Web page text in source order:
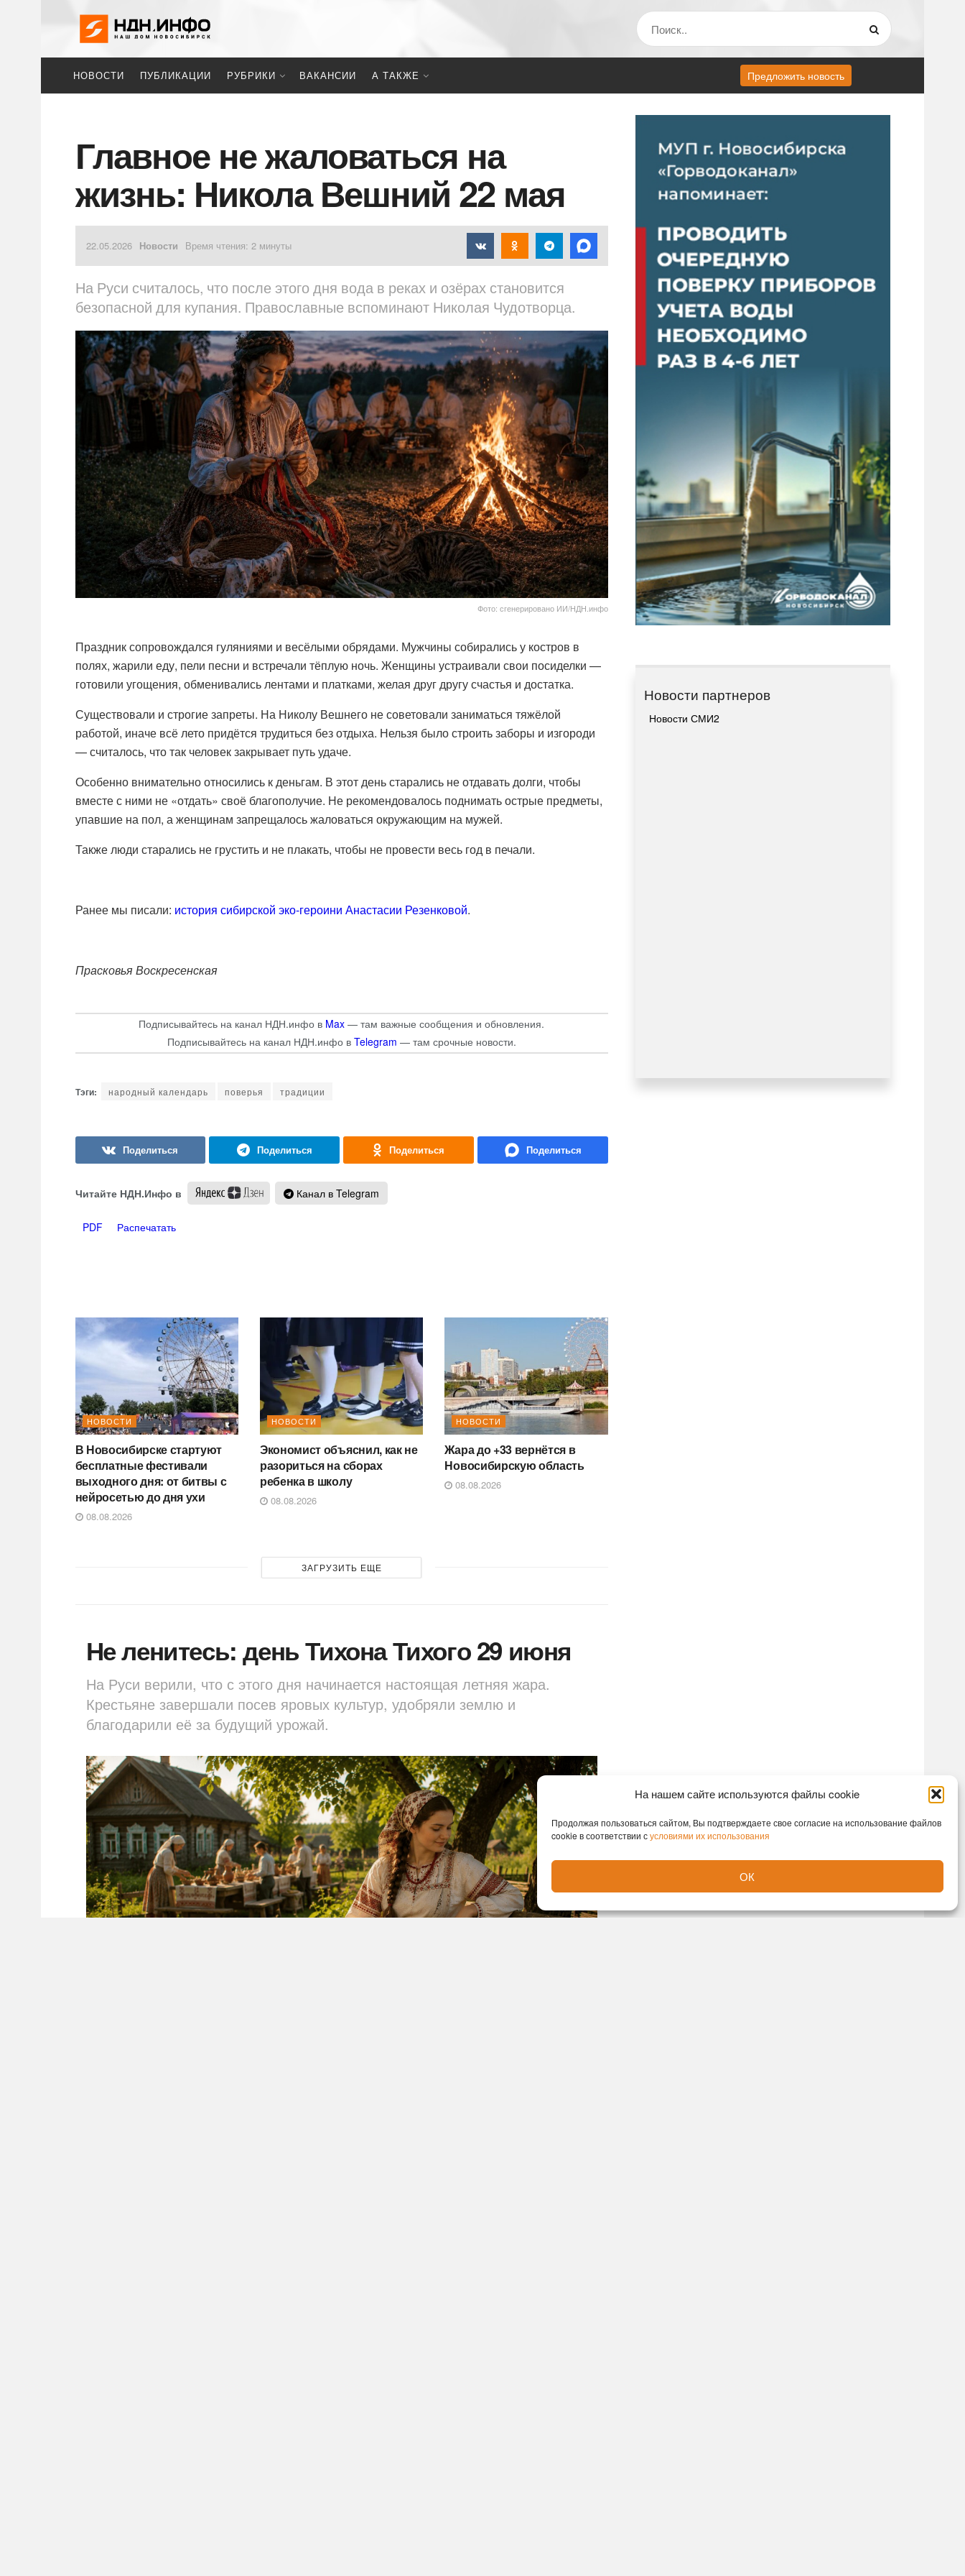
На нашем сайте используются файлы cookie
Продолжая пользоваться сайтом, Вы подтверждаете свое согласие на использование файлов
cookie в соответствии сусловиями их использования
ОК
НОВОСТИ ПУБЛИКАЦИИ РУБРИКИ ВАКАНСИИ А ТАКЖЕ Предложить новость
Главное не жаловаться на
жизнь: Никола Вешний 22 мая
22.05.2026 Новости Время чтения: 2 минуты
На Руси считалось, что после этого дня вода в реках и озёрах становится
безопасной для купания. Православные вспоминают Николая Чудотворца.
Фото: сгенерировано ИИ/НДН.инфо
Праздник сопровождался гуляниями и весёлыми обрядами. Мужчины собирались у костров в
полях, жарили еду, пели песни и встречали тёплую ночь. Женщины устраивали свои посиделки —
готовили угощения, обменивались лентами и платками, желая друг другу счастья и достатка.
Существовали и строгие запреты. На Николу Вешнего не советовали заниматься тяжёлой
работой, иначе всё лето придётся трудиться без отдыха. Нельзя было строить заборы и изгороди
— считалось, что так человек закрывает путь удаче.
Особенно внимательно относились к деньгам. В этот день старались не отдавать долги, чтобы
вместе с ними не «отдать» своё благополучие. Не рекомендовалось поднимать острые предметы,
упавшие на пол, а женщинам запрещалось жаловаться окружающим на мужей.
Также люди старались не грустить и не плакать, чтобы не провести весь год в печали.
Ранее мы писали: история сибирской эко-героини Анастасии Резенковой.
Прасковья Воскресенская
Подписывайтесь на канал НДН.инфо в Max — там важные сообщения и обновления.
Подписывайтесь на канал НДН.инфо в Telegram — там срочные новости.
народный календарь поверья традиции
Читайте НДН.Инфо в Канал в Telegram
PDF Распечатать
НОВОСТИ
В Новосибирске стартуют
бесплатные фестивали
выходного дня: от битвы с
нейросетью до дня ухи
08.08.2026
НОВОСТИ
Экономист объяснил, как не
разориться на сборах
ребенка в школу
08.08.2026
НОВОСТИ
Жара до +33 вернётся в
Новосибирскую область
08.08.2026
ЗАГРУЗИТЬ ЕЩЕ
Не ленитесь: день Тихона Тихого 29 июня
На Руси верили, что с этого дня начинается настоящая летняя жара.
Крестьяне завершали посев яровых культур, удобряли землю и
благодарили её за будущий урожай.
Новости партнеров
Новости СМИ2